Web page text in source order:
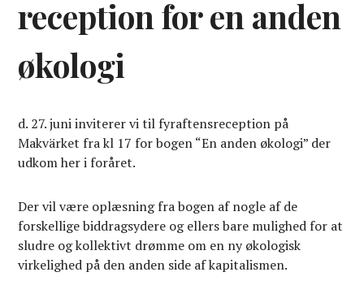
reception for en anden
økologi
d. 27. juni inviterer vi til fyraftensreception på
Makvärket fra kl 17 for bogen “En anden økologi” der
udkom her i foråret.
Der vil være oplæsning fra bogen af nogle af de
forskellige biddragsydere og ellers bare mulighed for at
sludre og kollektivt drømme om en ny økologisk
virkelighed på den anden side af kapitalismen.